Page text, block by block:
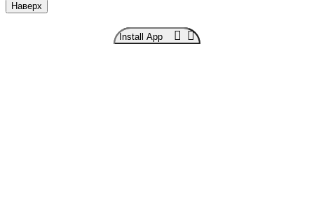
Наверх
Install App